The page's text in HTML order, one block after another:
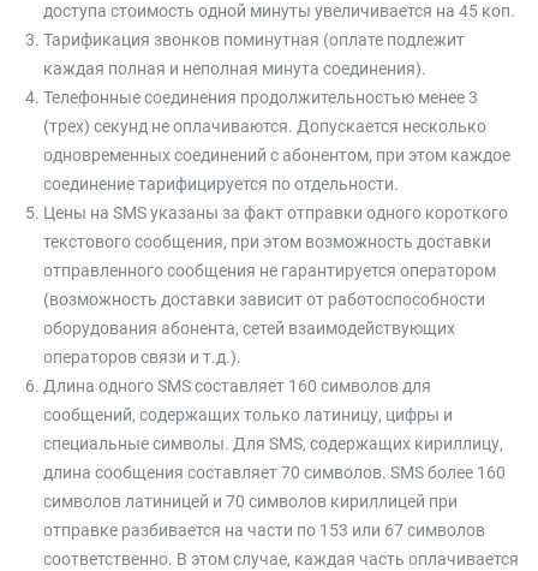
доступа стоимость одной минуты увеличивается на 45 коп.
Тарификация звонков поминутная (оплате подлежит
каждая полная и неполная минута соединения).
Телефонные соединения продолжительностью менее 3
(трех) секунд не оплачиваются. Допускается несколько
одновременных соединений с абонентом, при этом каждое
соединение тарифицируется по отдельности.
Цены на SMS указаны за факт отправки одного короткого
текстового сообщения, при этом возможность доставки
отправленного сообщения не гарантируется оператором
(возможность доставки зависит от работоспособности
оборудования абонента, сетей взаимодействующих
операторов связи и т.д.).
Длина одного SMS составляет 160 символов для
сообщений, содержащих только латиницу, цифры и
специальные символы. Для SMS, содержащих кириллицу,
длина сообщения составляет 70 символов. SMS более 160
символов латиницей и 70 символов кириллицей при
отправке разбивается на части по 153 или 67 символов
соответственно. В этом случае, каждая часть оплачивается